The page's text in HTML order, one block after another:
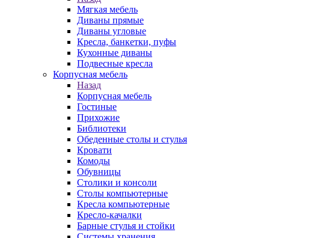
Мягкая мебель
Диваны прямые
Диваны угловые
Кресла, банкетки, пуфы
Кухонные диваны
Подвесные кресла
Корпусная мебель
Назад
Корпусная мебель
Гостиные
Прихожие
Библиотеки
Обеденные столы и стулья
Кровати
Комоды
Обувницы
Столики и консоли
Столы компьютерные
Кресла компьютерные
Кресло-качалки
Барные стулья и стойки